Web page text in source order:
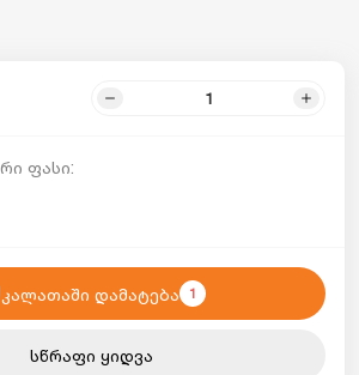
ფასი:
კალათაში დამატება 1
სწრაფი ყიდვა